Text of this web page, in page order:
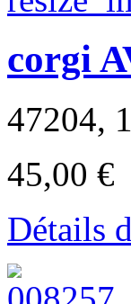
corgi
47204,
45,00 €
Détails